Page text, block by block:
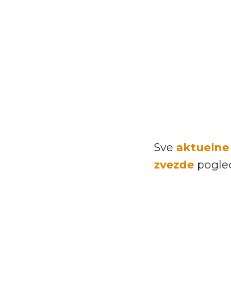
Sve aktuelne
zvezde